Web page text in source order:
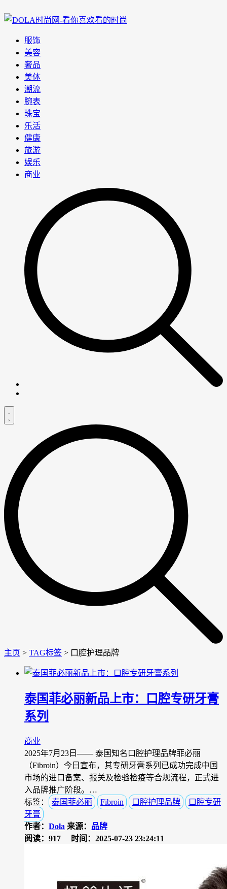
服饰
美容
奢品
美体
潮流
腕表
珠宝
乐活
健康
旅游
娱乐
商业
主页 > TAG标签 > 口腔护理品牌
泰国菲必丽新品上市：口腔专研牙膏
系列
商业
2025年7月23日—— 泰国知名口腔护理品牌菲必丽
（Fibroin）今日宣布，其专研牙膏系列已成功完成中国
市场的进口备案、报关及检验检疫等合规流程，正式进
入品牌推广阶段。…
标签：
泰国菲必丽 Fibroin 口腔护理品牌
口腔专研
牙膏
作者： Dola 来源： 品牌
阅读：917
时间：2025-07-23 23:24:11